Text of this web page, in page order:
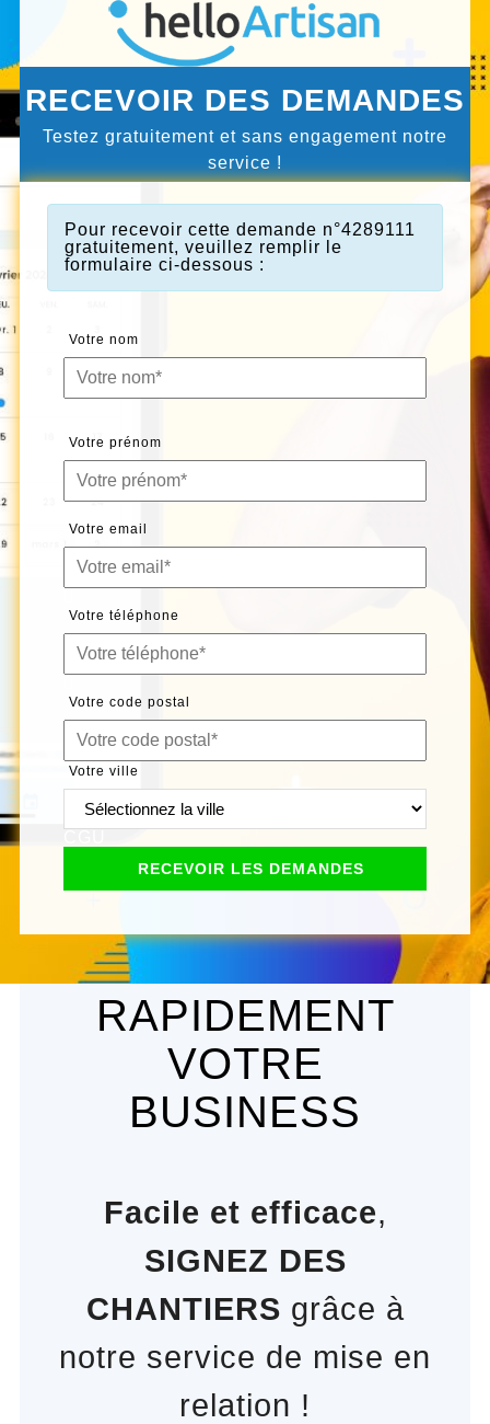
DÉVELOPPEZ
RAPIDEMENT
VOTRE
BUSINESS
Facile et efficace,
SIGNEZ DES
CHANTIERS grâce à
notre service de mise en
relation !
RECEVOIR DES DEMANDES
Testez gratuitement et sans engagement notre
service !
Pour recevoir cette demande n°4289111
gratuitement, veuillez remplir le
formulaire ci-dessous :
Votre nom
Votre prénom
Votre email
Votre téléphone
Votre code postal
Votre ville
RECEVOIR LES DEMANDES